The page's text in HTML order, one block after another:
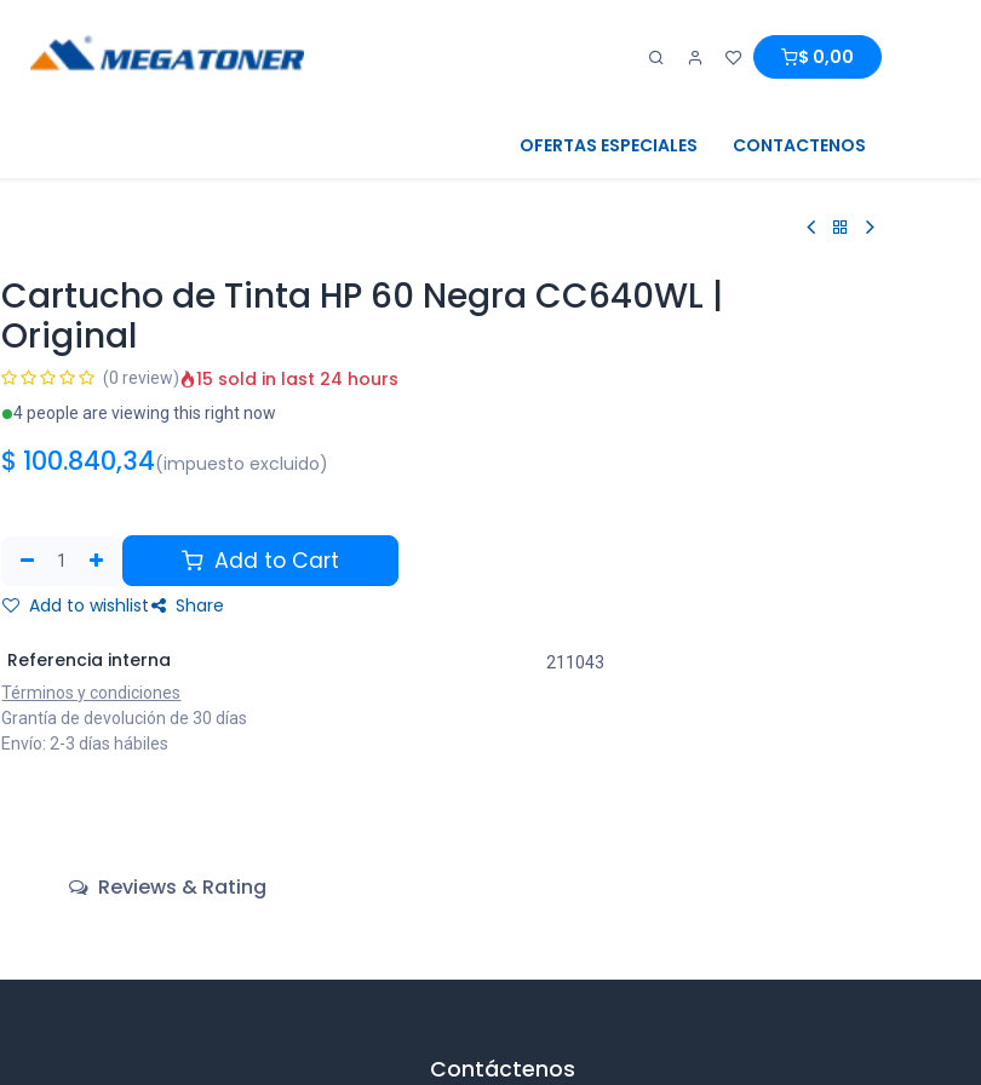
$ 0,00
OFERTAS ESPECIALES CONTACTENOS
Cartucho de Tinta HP 60 Negra CC640WL |
Original
(0 review) 15 sold in last 24 hours
4 people are viewing this right now
$ 100.840,34(impuesto excluido)
Add to Cart
Add to wishlist Share
Referencia interna
211043
Términos y condiciones
Grantía de devolución de 30 días
Envío: 2-3 días hábiles
Reviews & Rating
Contáctenos